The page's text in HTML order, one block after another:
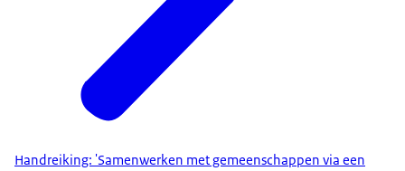
Handreiking: 'Samenwerken met gemeenschappen via een